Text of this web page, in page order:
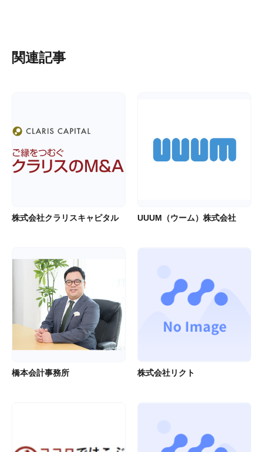
関連記事
株式会社クラリスキャピタル UUUM（ウーム）株式会社
橋本会計事務所 株式会社リクト